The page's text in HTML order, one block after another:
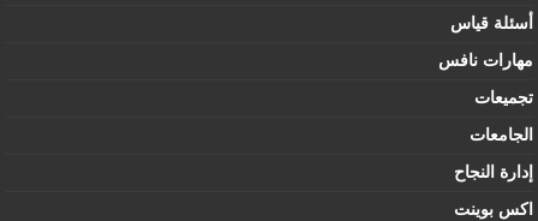
أسئلة قياس
مهارات نافس
تجميعات
الجامعات
إدارة النجاح
اكس بوينت